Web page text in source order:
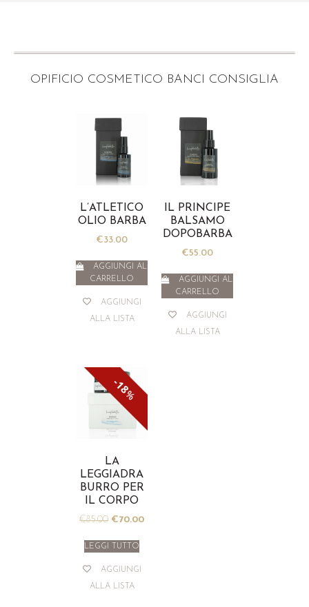
OPIFICIO COSMETICO BANCI CONSIGLIA
L’ATLETICO
OLIO BARBA
€33.00
AGGIUNGI AL
CARRELLO
AGGIUNGI
ALLA LISTA
IL PRINCIPE
BALSAMO
DOPOBARBA
€55.00
AGGIUNGI AL
CARRELLO
AGGIUNGI
ALLA LISTA
%
18
LA
LEGGIADRA
BURRO PER
IL CORPO
€85.00 €70.00
LEGGI TUTTO
AGGIUNGI
ALLA LISTA